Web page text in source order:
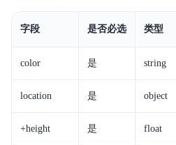
字段 是否必选 类型
color 是 string
location 是 object
+height 是 float